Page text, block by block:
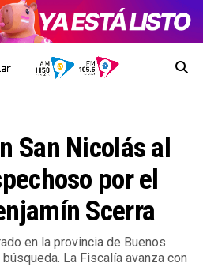
San Nicolás al
por el
Scerra
en la provincia de Buenos
La Fiscalía avanza con